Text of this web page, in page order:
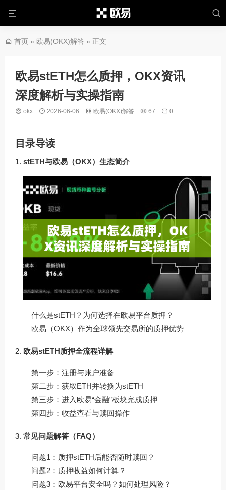
首页 » 欧易(OKX)解答 » 正文
欧易stETH怎么质押，OKX资讯
深度解析与实操指南
okx 2026-06-06 欧易(OKX)解答 67 0
目录导读
stETH与欧易（OKX）生态简介
什么是stETH？为何选择在欧易平台质押？
欧易（OKX）作为全球领先交易所的质押优势
欧易stETH质押全流程详解
第一步：注册与账户准备
第二步：获取ETH并转换为stETH
第三步：进入欧易“金融”板块完成质押
第四步：收益查看与赎回操作
常见问题解答（FAQ）
问题1：质押stETH后能否随时赎回？
问题2：质押收益如何计算？
问题3：欧易平台安全吗？如何处理风险？